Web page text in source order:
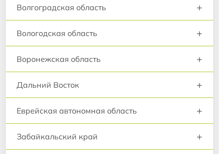
Волгоградская область +
Вологодская область +
Воронежская область +
Дальний Восток +
Еврейская автономная область +
Забайкальский край +